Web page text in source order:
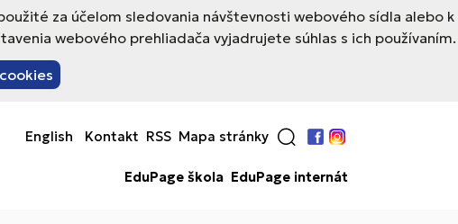
za účelom sledovania návštevnosti webového sídla alebo k
webového prehliadača vyjadrujete súhlas s ich používaním.
English Kontakt RSS Mapa stránky
Facebook
Instagram
EduPage škola EduPage internát